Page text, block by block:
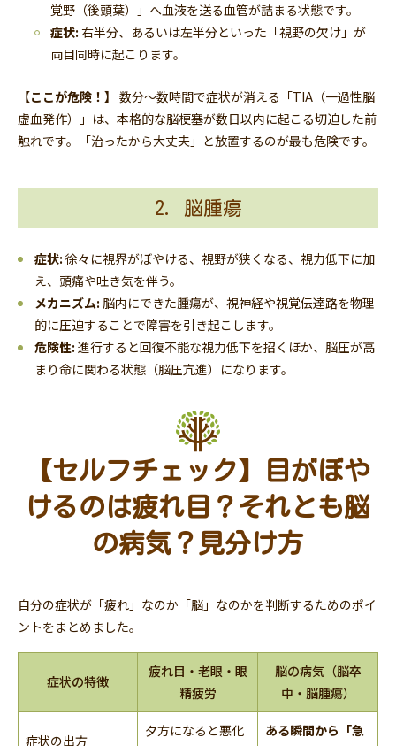
覚野（後頭葉）」へ血液を送る血管が詰まる状態です。
症状: 右半分、あるいは左半分といった「視野の欠け」が
両目同時に起こります。
【ここが危険！】 数分〜数時間で症状が消える「TIA（一過性脳
虚血発作）」は、本格的な脳梗塞が数日以内に起こる切迫した前
触れです。「治ったから大丈夫」と放置するのが最も危険です。
2. 脳腫瘍
症状: 徐々に視界がぼやける、視野が狭くなる、視力低下に加
え、頭痛や吐き気を伴う。
メカニズム: 脳内にできた腫瘍が、視神経や視覚伝達路を物理
的に圧迫することで障害を引き起こします。
危険性: 進行すると回復不能な視力低下を招くほか、脳圧が高
まり命に関わる状態（脳圧亢進）になります。
【セルフチェック】目がぼや
けるのは疲れ目？それとも脳
の病気？見分け方
自分の症状が「疲れ」なのか「脳」なのかを判断するためのポイ
ントをまとめました。
症状の特徴
疲れ目・老眼・眼
精疲労
脳の病気（脳卒
中・脳腫瘍）
症状の出方
夕方になると悪化
ある瞬間から「急